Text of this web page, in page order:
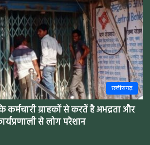
छत्तीसगढ़
ग्राहकों से करतें है अभद्रता और
से लोग परेशान